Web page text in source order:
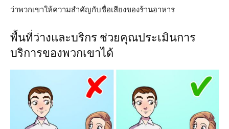
ว่าพวกเขาให้ความสำคัญกับชื่อเสียงของร้านอาหาร
พื้นที่ว่างและบริกร ช่วยคุณประเมินการ
บริการของพวกเขาได้